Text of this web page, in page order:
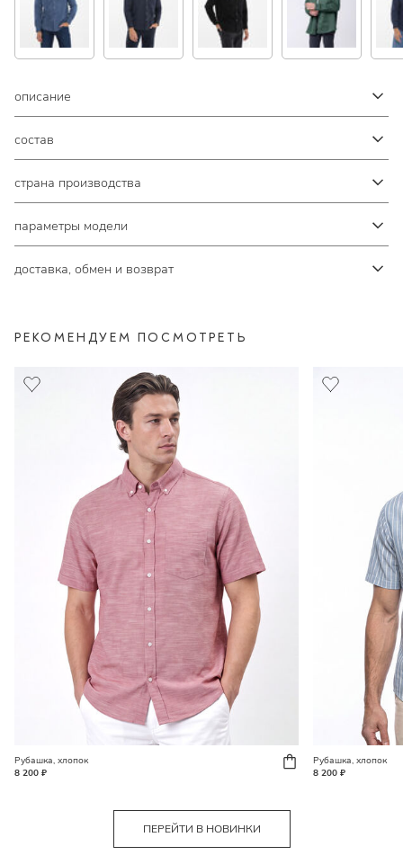
описание
состав
страна производства
параметры модели
доставка, обмен и возврат
РЕКОМЕНДУЕМ ПОСМОТРЕТЬ
Рубашка, хлопок
8 200 ₽
Рубашка, хлопок
8 200 ₽
ПЕРЕЙТИ В НОВИНКИ